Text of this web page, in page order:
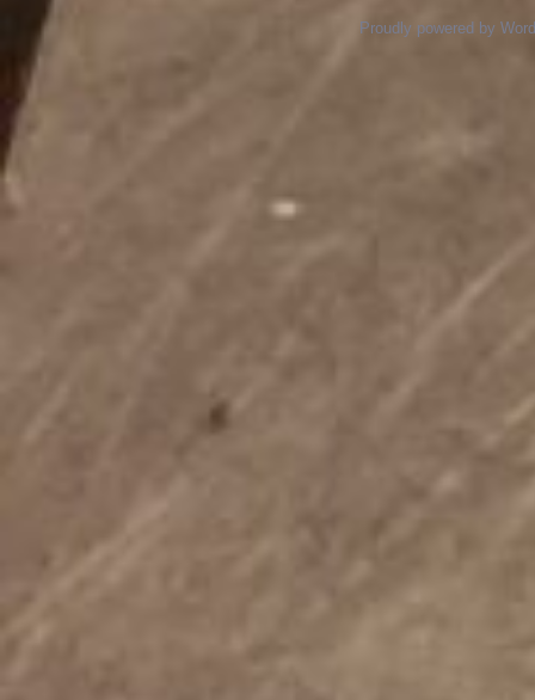
Proudly powered by